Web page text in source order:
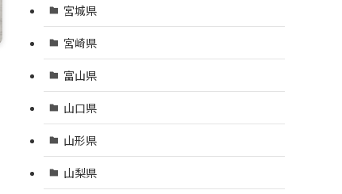
宮城県
宮崎県
富山県
山口県
山形県
山梨県